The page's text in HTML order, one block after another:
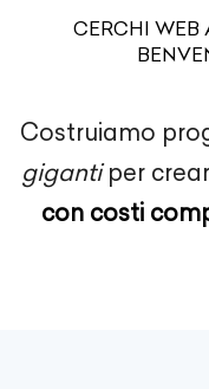
CERCHI WEB
Costruiamo
gigantiper
con costi